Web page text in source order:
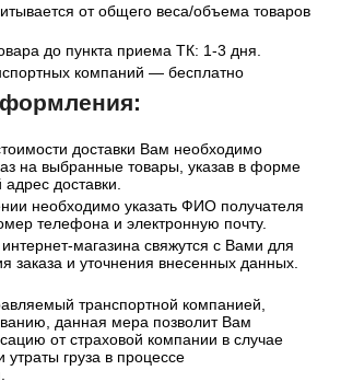
от общего веса/объема товаров
до пункта приема ТК: 1-3 дня.
компаний — бесплатно
доставки Вам необходимо
на выбранные товары, указав в форме
адрес доставки.
необходимо указать ФИО получателя
телефона и электронную почту.
магазина свяжутся с Вами для
заказа и уточнения внесенных данных.
транспортной компанией,
данная мера позволит Вам
от страховой компании в случае
груза в процессе